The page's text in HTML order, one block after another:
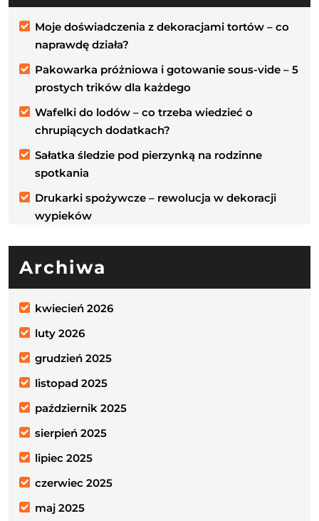
Moje doświadczenia z dekoracjami tortów – co
naprawdę działa?
Pakowarka próżniowa i gotowanie sous-vide – 5
prostych trików dla każdego
Wafelki do lodów – co trzeba wiedzieć o
chrupiących dodatkach?
Sałatka śledzie pod pierzynką na rodzinne
spotkania
Drukarki spożywcze – rewolucja w dekoracji
wypieków
Archiwa
kwiecień 2026
luty 2026
grudzień 2025
listopad 2025
październik 2025
sierpień 2025
lipiec 2025
czerwiec 2025
maj 2025